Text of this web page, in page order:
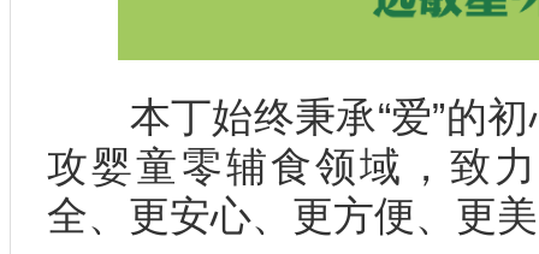
本丁始终秉承“爱”的初
攻婴童零辅食领域，致
全、更安心、更方便、更